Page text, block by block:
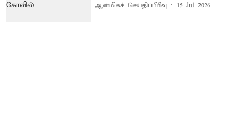
ஆன்மிகச் செய்திப்பிரிவு 15 Jul 2026